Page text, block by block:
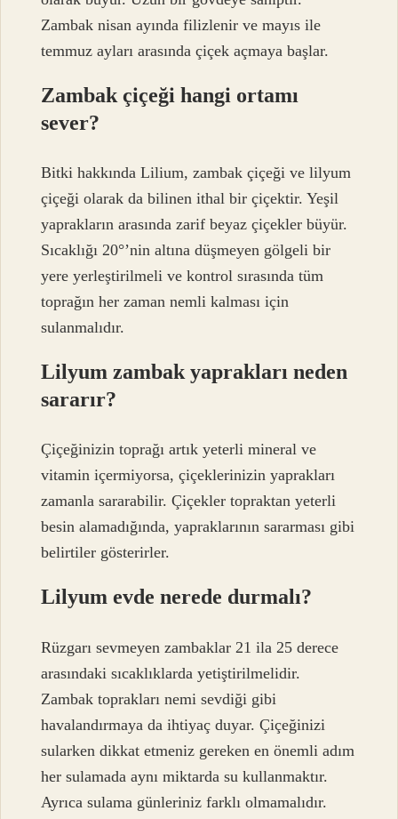
Zambak nisan ayında filizlenir ve mayıs ile
temmuz ayları arasında çiçek açmaya başlar.
Zambak çiçeği hangi ortamı
sever?
Bitki hakkında Lilium, zambak çiçeği ve lilyum
çiçeği olarak da bilinen ithal bir çiçektir. Yeşil
yaprakların arasında zarif beyaz çiçekler büyür.
Sıcaklığı 20°’nin altına düşmeyen gölgeli bir
yere yerleştirilmeli ve kontrol sırasında tüm
toprağın her zaman nemli kalması için
sulanmalıdır.
Lilyum zambak yaprakları neden
sararır?
Çiçeğinizin toprağı artık yeterli mineral ve
vitamin içermiyorsa, çiçeklerinizin yaprakları
zamanla sararabilir. Çiçekler topraktan yeterli
besin alamadığında, yapraklarının sararması gibi
belirtiler gösterirler.
Lilyum evde nerede durmalı?
Rüzgarı sevmeyen zambaklar 21 ila 25 derece
arasındaki sıcaklıklarda yetiştirilmelidir.
Zambak toprakları nemi sevdiği gibi
havalandırmaya da ihtiyaç duyar. Çiçeğinizi
sularken dikkat etmeniz gereken en önemli adım
her sulamada aynı miktarda su kullanmaktır.
Ayrıca sulama günleriniz farklı olmamalıdır.